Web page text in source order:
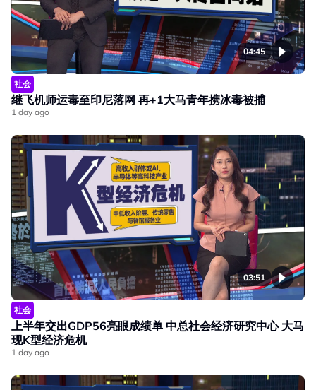
04:45
社会
继飞机师运毒至印尼落网 再+1大马青年携冰毒被捕
1 day ago
03:51
社会
上半年交出GDP56亮眼成绩单 中总社会经济研究中心 大马
现K型经济危机
1 day ago